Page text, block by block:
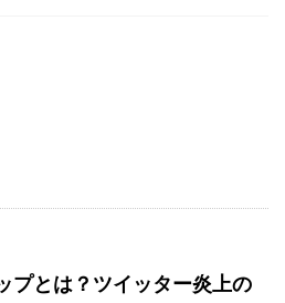
プとは？ツイッター炎上の